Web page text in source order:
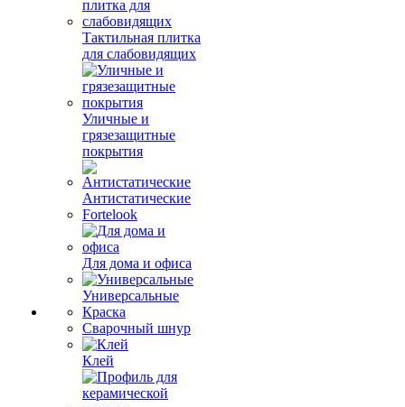
Тактильная плитка
для слабовидящих
Уличные и
грязезащитные
покрытия
Антистатические
Fortelook
Для дома и офиса
Универсальные
Краска
Сварочный шнур
Клей